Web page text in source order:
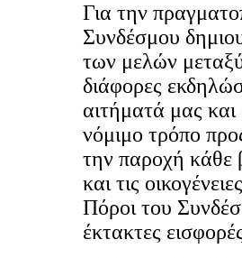
Για την
Συνδέσμου
των μελών
διάφορες
αιτήματά μας και
νόμιμο τρόπο
την παροχή κάθε
και τις
Πόροι του
έκτακτες